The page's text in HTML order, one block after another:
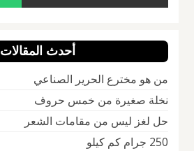
أحدث المقالات
من هو مخترع الحرير الصناعي
نخلة صغيرة من خمس حروف
حل لغز ليس من مقامات الشعر
250 جرام كم كيلو